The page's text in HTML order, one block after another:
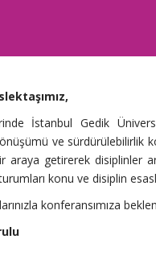
İstanbul Gedik
ve sürdürülebilirlik
araya getirerek disiplinler
konu ve disiplin
konferansımıza